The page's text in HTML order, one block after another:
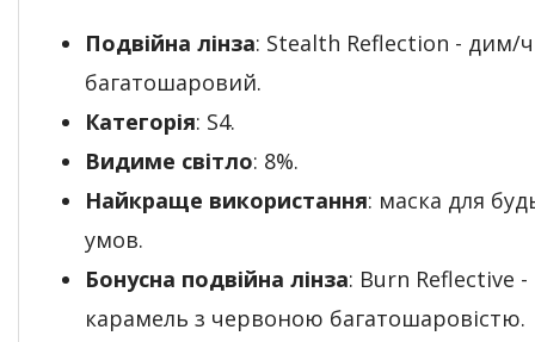
Подвійна лінза: Stealth Reflection - дим/
багатошаровий.
Категорія: S4.
Видиме світло: 8%.
Найкраще використання: маска для
умов.
Бонусна подвійна лінза: Burn Reflective -
карамель з червоною багатошаровістю.